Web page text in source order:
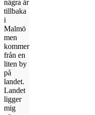
några år
tillbaka
i
Malmö
men
kommer
från en
liten by
på
landet.
Landet
ligger
mig